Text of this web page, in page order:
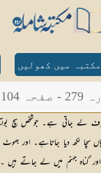
مکتبہ میں کھولیں
طرف لے جاتى ہے۔ جوشخص سچ
سچا لكھ ديا جاتاہے۔ اور
جہنم ميں لے جاتے ہيں ۔